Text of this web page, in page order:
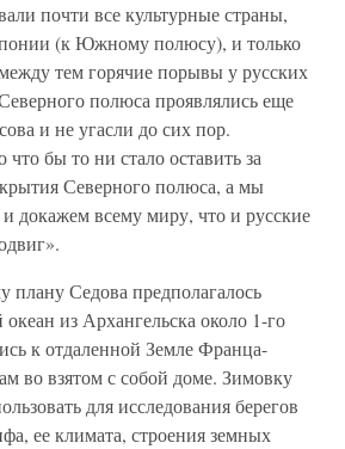
почти все культурные страны,
(к Южному полюсу), и только
тем горячие порывы у русских
полюса проявлялись еще
и не угасли до сих пор.
бы то ни стало оставить за
Северного полюса, а мы
докажем всему миру, что и русские
плану Седова предполагалось
из Архангельска около 1-го
к отдаленной Земле Франца-
во взятом с собой доме. Зимовку
для исследования берегов
ее климата, строения земных